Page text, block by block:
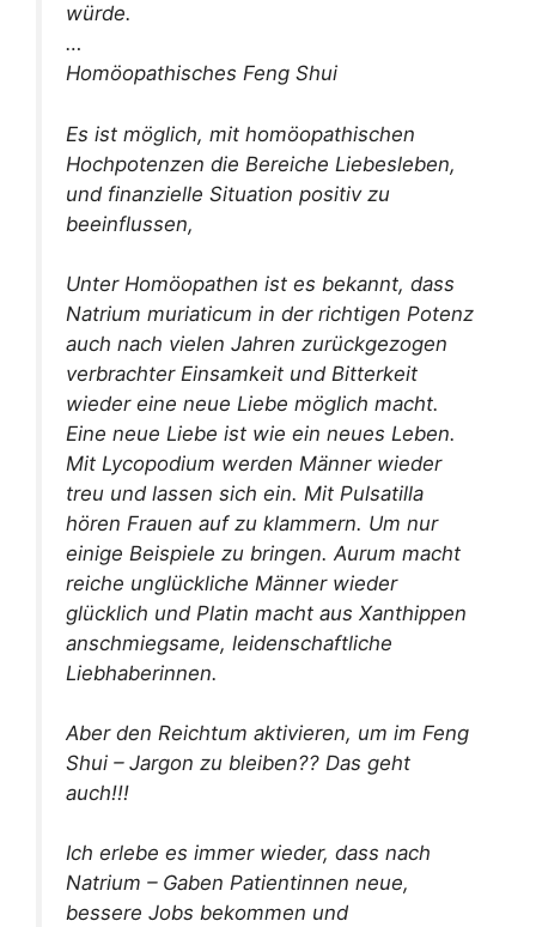
würde.
…
Homöopathisches Feng Shui
Es ist möglich, mit homöopathischen
Hochpotenzen die Bereiche Liebesleben,
und finanzielle Situation positiv zu
beeinflussen,
Unter Homöopathen ist es bekannt, dass
Natrium muriaticum in der richtigen Potenz
auch nach vielen Jahren zurückgezogen
verbrachter Einsamkeit und Bitterkeit
wieder eine neue Liebe möglich macht.
Eine neue Liebe ist wie ein neues Leben.
Mit Lycopodium werden Männer wieder
treu und lassen sich ein. Mit Pulsatilla
hören Frauen auf zu klammern. Um nur
einige Beispiele zu bringen. Aurum macht
reiche unglückliche Männer wieder
glücklich und Platin macht aus Xanthippen
anschmiegsame, leidenschaftliche
Liebhaberinnen.
Aber den Reichtum aktivieren, um im Feng
Shui – Jargon zu bleiben?? Das geht
auch!!!
Ich erlebe es immer wieder, dass nach
Natrium – Gaben Patientinnen neue,
bessere Jobs bekommen und